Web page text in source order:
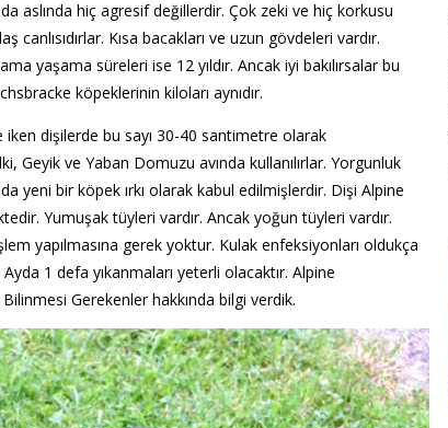
aslında hiç agresif değillerdir. Çok zeki ve hiç korkusu
Kısa bacakları ve uzun gövdeleri vardır.
yaşama süreleri ise 12 yıldır. Ancak iyi bakılırsalar bu
köpeklerinin kiloları aynıdır.
dişilerde bu sayı 30-40 santimetre olarak
Geyik ve Yaban Domuzu avında kullanılırlar. Yorgunluk
yeni bir köpek ırkı olarak kabul edilmişlerdir. Dişi Alpine
Yumuşak tüyleri vardır. Ancak yoğun tüyleri vardır.
yapılmasına gerek yoktur. Kulak enfeksiyonları oldukça
1 defa yıkanmaları yeterli olacaktır. Alpine
Gerekenler hakkında bilgi verdik.